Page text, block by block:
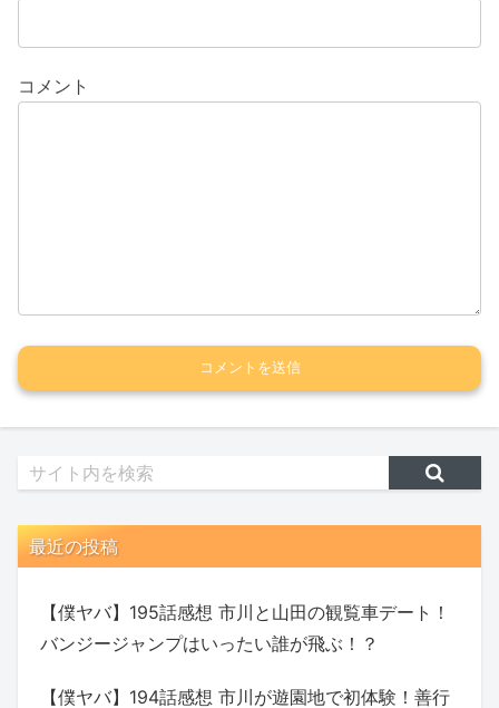
コメント
最近の投稿
【僕ヤバ】195話感想 市川と山田の観覧車デート！
バンジージャンプはいったい誰が飛ぶ！？
【僕ヤバ】194話感想 市川が遊園地で初体験！善行